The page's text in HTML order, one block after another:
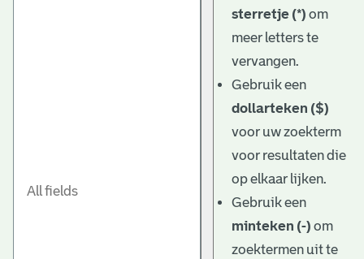
sterretje (*) om
meer letters te
vervangen.
Gebruik een
dollarteken ($)
voor uw zoekterm
voor resultaten die
op elkaar lijken.
Gebruik een
minteken (-) om
zoektermen uit te